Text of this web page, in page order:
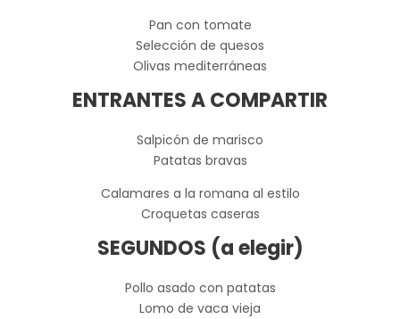
Pan con tomate
Selección de quesos
Olivas mediterráneas
ENTRANTES A COMPARTIR
Salpicón de marisco
Patatas bravas
Calamares a la romana al estilo
Croquetas caseras
SEGUNDOS (a elegir)
Pollo asado con patatas
Lomo de vaca vieja